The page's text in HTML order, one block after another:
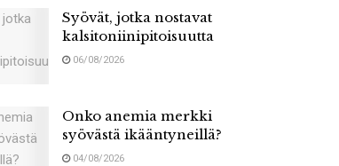
Syövät, jotka nostavat
kalsitoniinipitoisuutta
06/08/2026
Onko anemia merkki
syövästä ikääntyneillä?
04/08/2026